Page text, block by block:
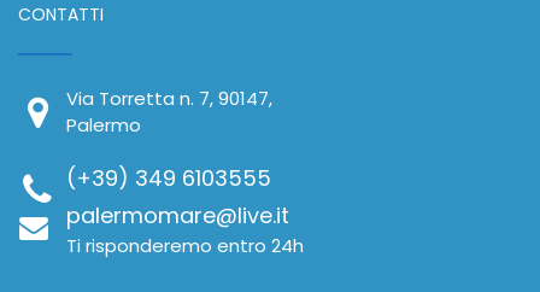
CONTATTI
Via Torretta n. 7, 90147,
Palermo
(+39) 349 6103555
palermomare@live.it
Ti risponderemo entro 24h